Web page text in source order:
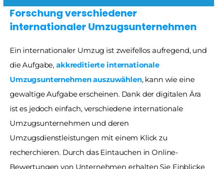
Forschung verschiedener
internationaler Umzugsunternehmen
Ein internationaler Umzug ist zweifellos aufregend, und
die Aufgabe, akkreditierte internationale
Umzugsunternehmen auszuwählen, kann wie eine
gewaltige Aufgabe erscheinen. Dank der digitalen Ära
ist es jedoch einfach, verschiedene internationale
Umzugsunternehmen und deren
Umzugsdienstleistungen mit einem Klick zu
recherchieren. Durch das Eintauchen in Online-
Bewertungen von Unternehmen erhalten Sie Einblicke